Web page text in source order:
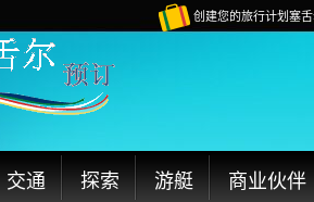
创建您的旅行计划塞
交通 探索 游艇 商业伙伴